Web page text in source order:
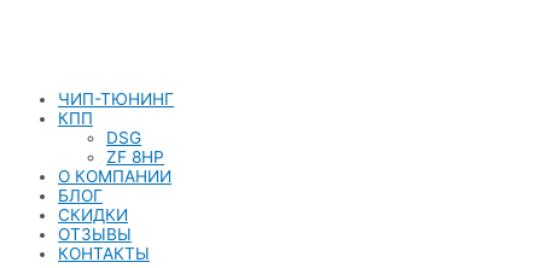
ЧИП-ТЮНИНГ
КПП
DSG
ZF 8HP
О КОМПАНИИ
БЛОГ
СКИДКИ
ОТЗЫВЫ
КОНТАКТЫ